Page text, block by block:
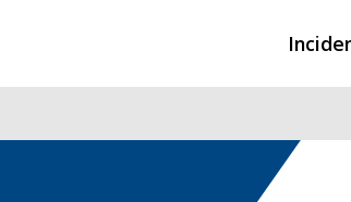
Hulpdiensten nodig?